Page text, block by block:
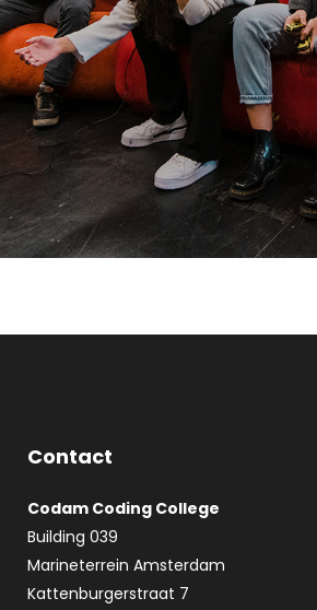
Contact
Codam Coding College
Building 039
Marineterrein Amsterdam
Kattenburgerstraat 7